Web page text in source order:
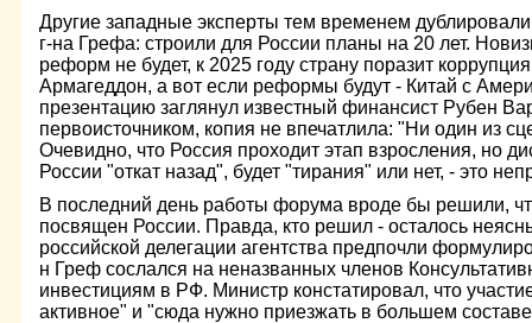
Другие западные эксперты тем временем
г-на Грефа: строили для России планы на 20 лет.
реформ не будет, к 2025 году страну поразит
Армагеддон, а вот если реформы будут - Китай с
презентацию заглянул известный финансист Рубен
первоисточником, копия не впечатлила: "Ни один из
Очевидно, что Россия проходит этап взросления, но
России "откат назад", будет "тирания" или нет, - это
В последний день работы форума вроде бы решили,
посвящен России. Правда, кто решил - осталось
российской делегации агентства предпочли
н Греф сослался на неназванных членов
инвестициям в РФ. Министр констатировал, что
активное" и "сюда нужно приезжать в большем